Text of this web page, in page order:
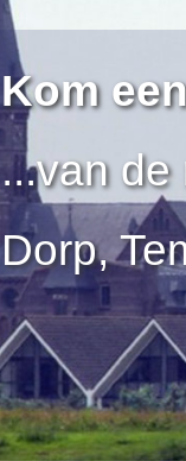
Kom
...van de
Dorp,